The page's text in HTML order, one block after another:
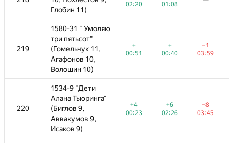
Глобин 11)
02:20
01:08
219
1580-31 " Умоляю
три пятьсот"
(Гомельчук 11,
Агафонов 10,
Волошин 10)
+
00:51
+
00:40
−1
03:59
220
1534-9 "Дети
Алана Тьюринга"
(Биглов 9,
Аввакумов 9,
Исаков 9)
+4
00:23
+6
02:26
−8
03:45
02:20
01:08
02:56
+
00:51
00:40
−1
03:59
−5
02:15
—
+7
03:58
+4
00:23
02:26
+4
03:03
−1
03:47
—
Глобин 11)
02:20
01:08
219
1580-31 " Умоляю
три пятьсот"
(Гомельчук 11,
Агафонов 10,
Волошин 10)
+
00:51
+
00:40
−1
03:59
220
1534-9 "Дети
Алана Тьюринга"
(Биглов 9,
Аввакумов 9,
Исаков 9)
+4
00:23
+6
02:26
−8
03:45